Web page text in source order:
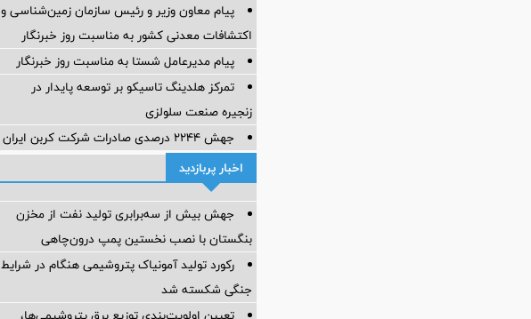
پیام معاون وزیر و رئیس سازمان زمین‌شناسی و
اکتشافات معدنی کشور به مناسبت روز خبرنگار
پیام مدیرعامل شستا به مناسبت روز خبرنگار
تمرکز هلدینگ تاسیکو بر توسعه پایدار در
زنجیره صنعت سلولزی
جهش ۲۲۴۴ درصدی صادرات شرکت کربن ایران
اخبار پربازدید
جهش بیش از سه‌برابری تولید نفت از مخزن
بنگستان با نصب نخستین پمپ درون‌چاهی
رکورد تولید آمونیاک پتروشیمی هنگام در شرایط
جنگی شکسته شد